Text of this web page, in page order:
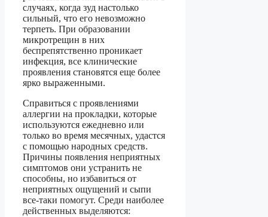
случаях, когда зуд настолько
сильный, что его невозможно
терпеть. При образовании
микротрещин в них
беспрепятственно проникает
инфекция, все клинические
проявления становятся еще более
ярко выраженными.
Справиться с проявлениями
аллергии на прокладки, которые
используются ежедневно или
только во время месячных, удастся
с помощью народных средств.
Причины появления неприятных
симптомов они устранить не
способны, но избавиться от
неприятных ощущений и сыпи
все-таки помогут. Среди наиболее
действенных выделяются: